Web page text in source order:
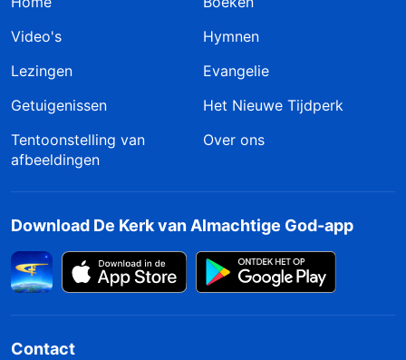
Video's
Hymnen
Lezingen
Evangelie
Getuigenissen
Het Nieuwe Tijdperk
Tentoonstelling van
afbeeldingen
Over ons
Download De Kerk van Almachtige God-app
Contact